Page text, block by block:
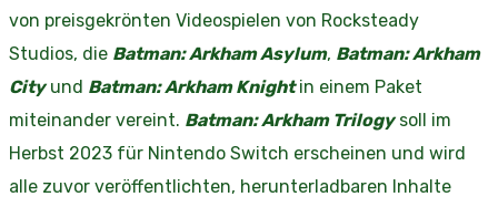
von preisgekrönten Videospielen von Rocksteady
Studios, die Batman: Arkham Asylum, Batman: Arkham
Cityund Batman: Arkham Knightin einem Paket
miteinander vereint. Batman: Arkham Trilogysoll im
Herbst 2023 für Nintendo Switch erscheinen und wird
alle zuvor veröffentlichten, herunterladbaren Inhalte